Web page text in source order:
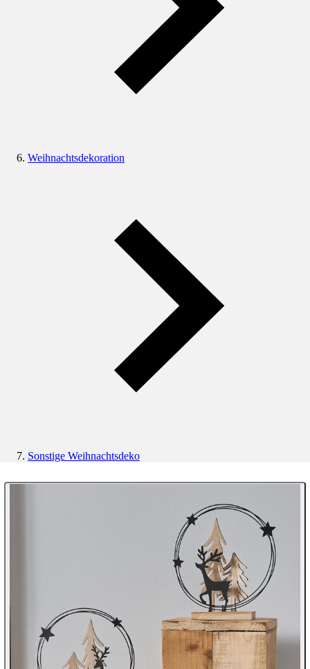
Weihnachtsdekoration
Sonstige Weihnachtsdeko